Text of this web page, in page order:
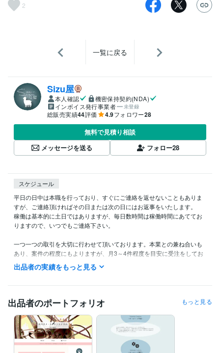
2
一覧に戻る
Sizu屋
本人確認
機密保持契約(NDA)
インボイス発行事業者
未登録
総販売実績44評価 4.9フォロワー28
無料で見積り相談
メッセージを送る
フォロー28
スケジュール
平日の日中は本職を行っており、すぐにご連絡を返せないこともありま
すが、ご連絡頂ければその日または次の日にはお返事をいたします。
稼働は基本的に土日ではありますが、毎日数時間は稼働時間にあててお
りますので、いつでもご連絡下さい。
一つ一つの取引を大切に行わせて頂いております。本業との兼ね合いも
あり、案件の程度にもよりますが、月3～4件程度を目安に受注をしてお
ります。
場合によっては、受注に関しご相談する場合があります。
得意分野
IT相談・システム開発 HTML / CSS　コーディング
HTML CSS
Web制作・HP作成・EC構築 WordPressカスタマイズ・HP作成
WordPress
出品者の実績をもっと見る
出品者のポートフォリオ もっと見る